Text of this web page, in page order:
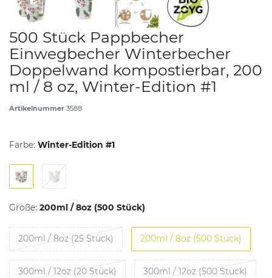
500 Stück Pappbecher
Einwegbecher Winterbecher
Doppelwand kompostierbar, 200
ml / 8 oz, Winter-Edition #1
Artikelnummer 3588
Farbe: Winter-Edition #1
Größe: 200ml / 8oz (500 Stück)
200ml / 8oz (25 Stück) 200ml / 8oz (500 Stück)
300ml / 12oz (20 Stück) 300ml / 12oz (500 Stück)